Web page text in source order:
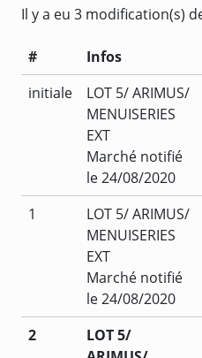
Il y a eu 3 modification(s)
# Infos
initiale
LOT 5/ ARIMUS/
MENUISERIES
EXT
Marché notifié
le 24/08/2020
1
LOT 5/ ARIMUS/
MENUISERIES
EXT
Marché notifié
le 24/08/2020
2
LOT 5/